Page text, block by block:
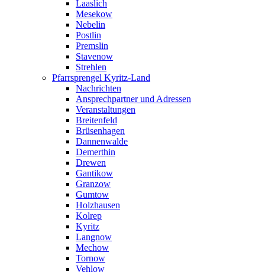
Laaslich
Mesekow
Nebelin
Postlin
Premslin
Stavenow
Strehlen
Pfarrsprengel Kyritz-Land
Nachrichten
Ansprechpartner und Adressen
Veranstaltungen
Breitenfeld
Brüsenhagen
Dannenwalde
Demerthin
Drewen
Gantikow
Granzow
Gumtow
Holzhausen
Kolrep
Kyritz
Langnow
Mechow
Tornow
Vehlow